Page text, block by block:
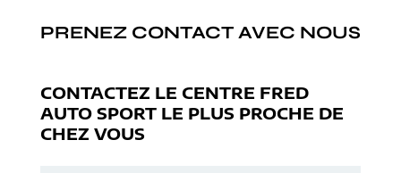
PRENEZ CONTACT AVEC NOUS
CONTACTEZ LE CENTRE FRED
AUTO SPORT LE PLUS PROCHE DE
CHEZ VOUS